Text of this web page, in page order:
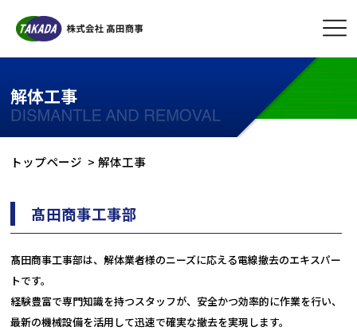
解体工事
トップページ 解体工事
髙田商事工事部
髙田商事工事部は、解体業者様のニーズに応える電線撤去のエキスパー
トです。
経験豊富で専門知識を持つスタッフが、安全かつ効率的に作業を行い、
最新の機械設備を活用して迅速で確実な撤去を実現します。